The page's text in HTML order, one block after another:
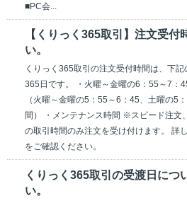
■PC会...
【くりっく365取引】注文受付
い。
くりっく365取引の注文受付時間は、下
365日です。 ・火曜～金曜の6：55～7：
（火曜～金曜の5：55～6：45、土曜の5
間） ・メンテナンス時間 ※スピード注文
の取引時間のみ注文を受け付けます。 詳
をご確認ください。
くりっく365取引の受渡日につ
い。